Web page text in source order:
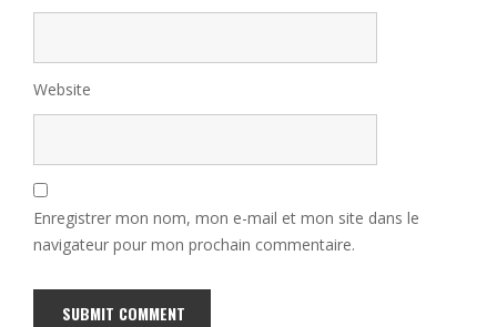
Website
Enregistrer mon nom, mon e-mail et mon site dans le
navigateur pour mon prochain commentaire.